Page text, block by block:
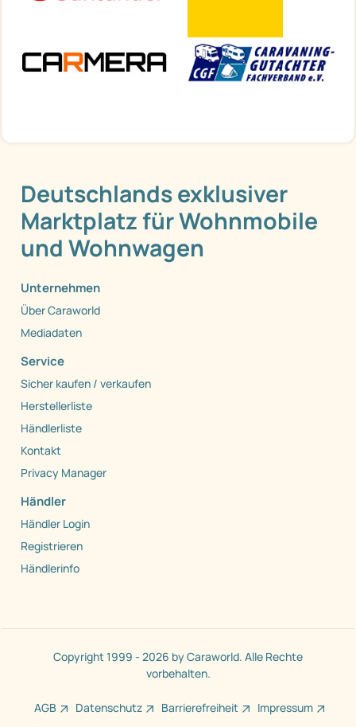
Deutschlands exklusiver
Marktplatz für Wohnmobile
und Wohnwagen
Unternehmen
Über Caraworld
Mediadaten
Service
Sicher kaufen / verkaufen
Herstellerliste
Händlerliste
Kontakt
Privacy Manager
Händler
Händler Login
Registrieren
Händlerinfo
Copyright 1999 - 2026 by Caraworld. Alle Rechte
vorbehalten.
AGB Datenschutz Barrierefreiheit Impressum